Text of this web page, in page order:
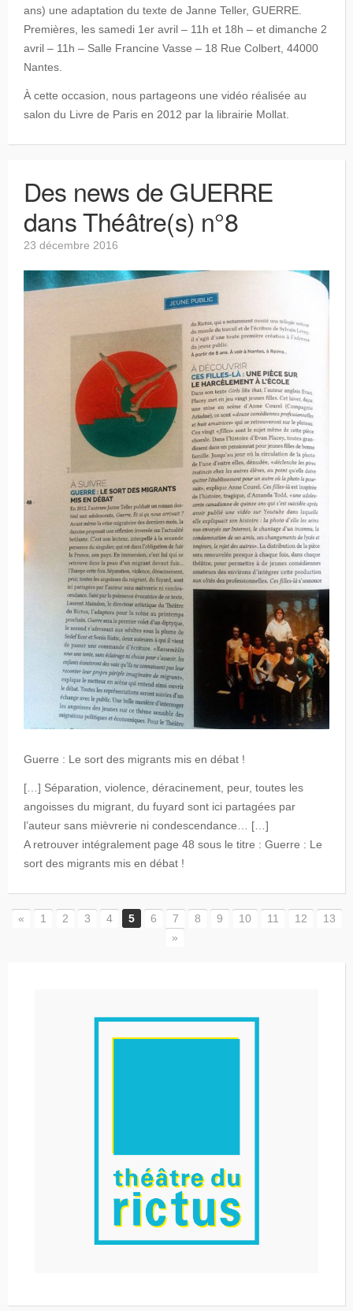
ans) une adaptation du texte de Janne Teller, GUERRE.
Premières, les samedi 1er avril – 11h et 18h – et dimanche 2
avril – 11h – Salle Francine Vasse – 18 Rue Colbert, 44000
Nantes.
À cette occasion, nous partageons une vidéo réalisée au
salon du Livre de Paris en 2012 par la librairie Mollat.
Des news de GUERRE
dans Théâtre(s) n°8
23 décembre 2016
Guerre : Le sort des migrants mis en débat !
[…] Séparation, violence, déracinement, peur, toutes les
angoisses du migrant, du fuyard sont ici partagées par
l’auteur sans mièvrerie ni condescendance… […]
A retrouver intégralement page 48 sous le titre : Guerre : Le
sort des migrants mis en débat !
« 1 2 3 4 5 6 7 8 9 10 11 12
13
»